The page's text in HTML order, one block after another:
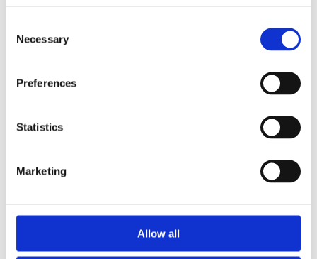
Selection
Necessary
Preferences
Statistics
Marketing
Allow all
Управляй обучением
Запишись самостоятельно через онлайн-запись,
выбери тип обучения и будущего преподавателя
мечты 💜